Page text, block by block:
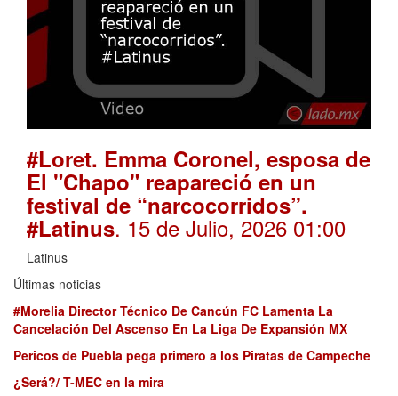
#Loret. Emma Coronel, esposa de
El "Chapo" reapareció en un
festival de “narcocorridos”.
#Latinus. 15 de Julio, 2026 01:00
Latinus
Últimas noticias
#Morelia Director Técnico De Cancún FC Lamenta La
Cancelación Del Ascenso En La Liga De Expansión MX
Pericos de Puebla pega primero a los Piratas de Campeche
¿Será?/ T-MEC en la mira